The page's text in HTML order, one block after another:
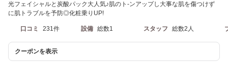
光フェイシャルと炭酸パック大人気♪肌のト-ンアップし大事な肌を傷つけず
に肌トラブルを予防◎化粧乗りUP!
口コミ 231件 設備 総数1 スタッフ 総数2人
クーポンを表示